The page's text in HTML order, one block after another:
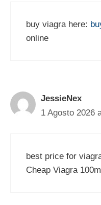
buy viagra here:
online
JessieNex
1 Agosto 2026
best price for
Cheap Viagra